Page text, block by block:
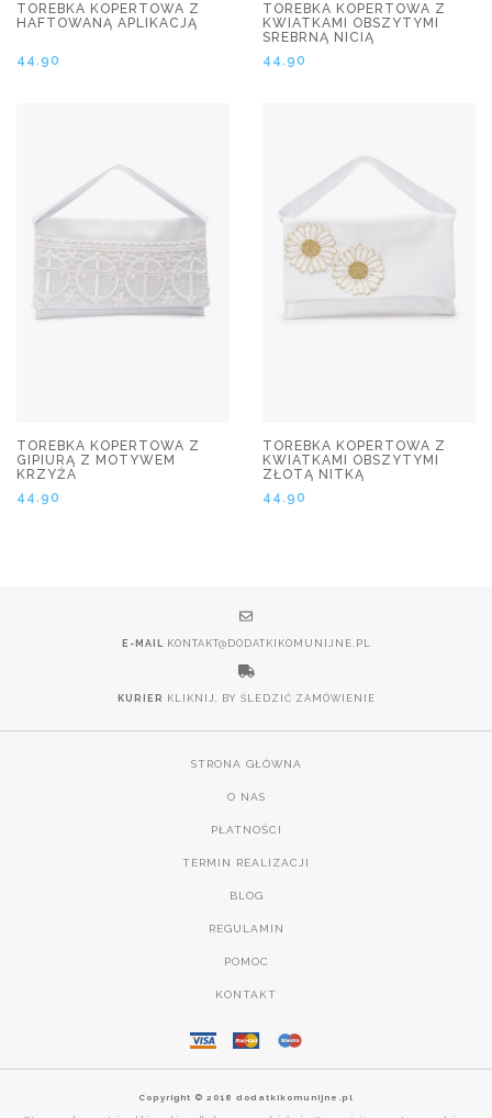
TOREBKA KOPERTOWA Z
HAFTOWANĄ APLIKACJĄ
44.90
TOREBKA KOPERTOWA Z
KWIATKAMI OBSZYTYMI
SREBRNĄ NICIĄ
44.90
TOREBKA KOPERTOWA Z
GIPIURĄ Z MOTYWEM
KRZYŻA
44.90
TOREBKA KOPERTOWA Z
KWIATKAMI OBSZYTYMI
ZŁOTĄ NITKĄ
44.90
E-MAIL KONTAKT@DODATKIKOMUNIJNE.PL
KURIER KLIKNIJ, BY ŚLEDZIĆ ZAMÓWIENIE
STRONA GŁÓWNA
O NAS
PŁATNOŚCI
TERMIN REALIZACJI
BLOG
REGULAMIN
POMOC
KONTAKT
Copyright © 2018 dodatkikomunijne.pl